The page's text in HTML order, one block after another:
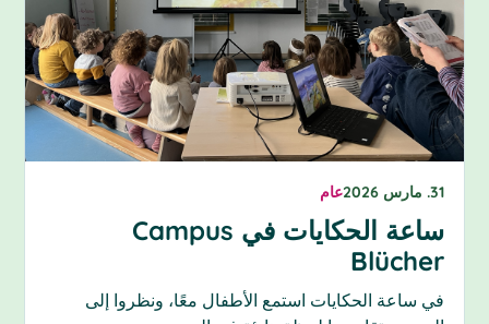
31. مارس 2026 عام
ساعة الحكايات في Campus
Blücher
في ساعة الحكايات استمع الأطفال معًا، ونظروا إلى